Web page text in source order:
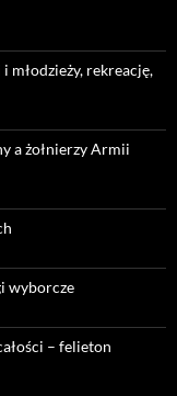
młodzieży, rekreację,
a żołnierzy Armii
wyborcze
– felieton